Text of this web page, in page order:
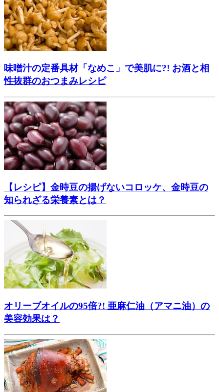
味噌汁の定番具材「なめこ」で美肌に?! お酒と相
性抜群のおつまみレシピ
【レシピ】金時豆の揚げないコロッケ、金時豆の
知られざる栄養素とは？
オリーブオイルの95倍?! 亜麻仁油（アマニ油）の
美容効果は？